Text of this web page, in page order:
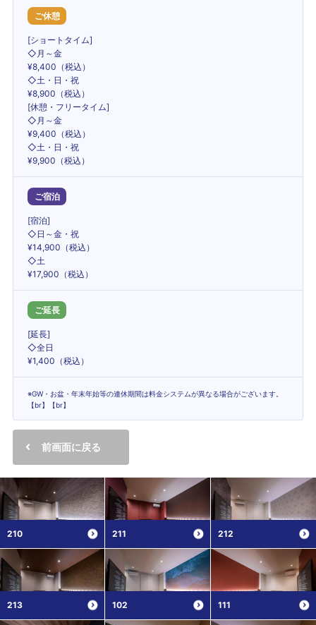
ご休憩
[ショートタイム]
◇月～金
¥8,400（税込）
◇土・日・祝
¥8,900（税込）
[休憩・フリータイム]
◇月～金
¥9,400（税込）
◇土・日・祝
¥9,900（税込）
ご宿泊
[宿泊]
◇日～金・祝
¥14,900（税込）
◇土
¥17,900（税込）
ご延長
[延長]
◇全日
¥1,400（税込）
※GW・お盆・年末年始等の連休期間は料金システムが異なる場合がございます。
【br】【br】
前画面に戻る
210 211 212
213 102 111